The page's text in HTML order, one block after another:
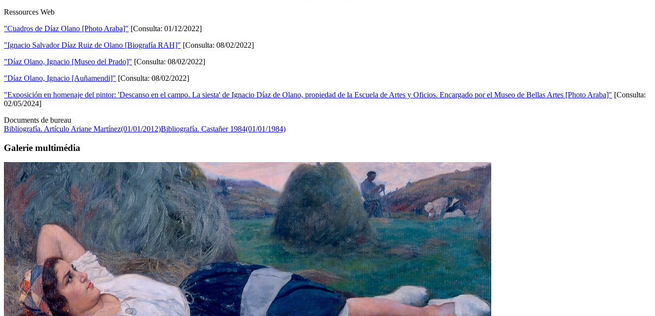
Ressources Web
"Cuadros de Díaz Olano [Photo Araba]" [Consulta: 01/12/2022]
"Ignacio Salvador Díaz Ruiz de Olano [Biografía RAH]" [Consulta: 08/02/2022]
"Díaz Olano, Ignacio [Museo del Prado]" [Consulta: 08/02/2022]
"Díaz Olano, Ignacio [Auñamendi]" [Consulta: 08/02/2022]
"Exposición en homenaje del pintor: 'Descanso en el campo. La siesta' de Ignacio Díaz de Olano, propiedad de la Escuela de Artes y Oficios. Encargado por el Museo de Bellas Artes [Photo Araba]" [Consulta:
02/05/2024]
Documents de bureau
Bibliografía. Artículo Ariane Martínez(01/01/2012)Bibliografía. Castañer 1984(01/01/1984)
Galerie multimédia